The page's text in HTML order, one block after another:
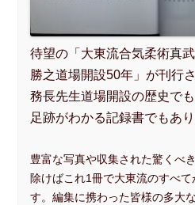
待望の「大東流合気柔術真
勝之道場開設50年」が刊行
務長先生道場開設の歴史で
足跡がわかる記録書でもあり
豊富な写真や収集された驚くべ
除けばこれ1冊で大東流のすべ
す。編集に携わった皆様の多大